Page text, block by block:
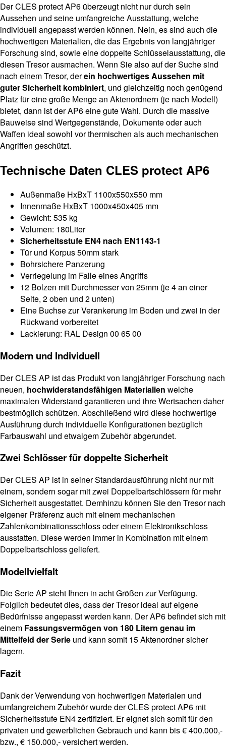
Der CLES protect AP6 überzeugt nicht nur durch sein
Aussehen und seine umfangreiche Ausstattung, welche
individuell angepasst werden können. Nein, es sind auch die
hochwertigen Materialien, die das Ergebnis von langjähriger
Forschung sind, sowie eine doppelte Schlüsselausstattung, die
diesen Tresor ausmachen. Wenn Sie also auf der Suche sind
nach einem Tresor, derein hochwertiges Aussehen mit
guter Sicherheit kombiniert, und gleichzeitig noch genügend
Platz für eine große Menge an Aktenordnern (je nach Modell)
bietet, dann ist der AP6 eine gute Wahl. Durch die massive
Bauweise sind Wertgegenstände, Dokumente oder auch
Waffen ideal sowohl vor thermischen als auch mechanischen
Angriffen geschützt.
Technische Daten CLES protect AP6
Außenmaße HxBxT 1100x550x550 mm
Innenmaße HxBxT 1000x450x405 mm
Gewicht: 535 kg
Volumen: 180Liter
Sicherheitsstufe EN4 nach EN1143-1
Tür und Korpus 50mm stark
Bohrsichere Panzerung
Verriegelung im Falle eines Angriffs
12 Bolzen mit Durchmesser von 25mm (je 4 an einer
Seite, 2 oben und 2 unten)
Eine Buchse zur Verankerung im Boden und zwei in der
Rückwand vorbereitet
Lackierung: RAL Design 00 65 00
Modern und Individuell
Der CLES AP ist das Produkt von langjähriger Forschung nach
neuen, hochwiderstandsfähigen Materialien welche
maximalen Widerstand garantieren und ihre Wertsachen daher
bestmöglich schützen. Abschließend wird diese hochwertige
Ausführung durch individuelle Konfigurationen bezüglich
Farbauswahl und etwaigem Zubehör abgerundet.
Zwei Schlösser für doppelte Sicherheit
Der CLES AP ist in seiner Standardausführung nicht nur mit
einem, sondern sogar mit zwei Doppelbartschlössern für mehr
Sicherheit ausgestattet. Demhinzu können Sie den Tresor nach
eigener Präferenz auch mit einem mechanischen
Zahlenkombinationsschloss oder einem Elektronikschloss
ausstatten. Diese werden immer in Kombination mit einem
Doppelbartschloss geliefert.
Modellvielfalt
Die Serie AP steht Ihnen in acht Größen zur Verfügung.
Folglich bedeutet dies, dass der Tresor ideal auf eigene
Bedürfnisse angepasst werden kann. Der AP6 befindet sich mit
einem Fassungsvermögen von 180 Litern genau im
Mittelfeld der Serie und kann somit 15 Aktenordner sicher
lagern.
Fazit
Dank der Verwendung von hochwertigen Materialen und
umfangreichem Zubehör wurde der CLES protect AP6 mit
Sicherheitsstufe EN4 zertifiziert. Er eignet sich somit für den
privaten und gewerblichen Gebrauch und kann bis € 400.000,-
bzw., € 150.000,- versichert werden.